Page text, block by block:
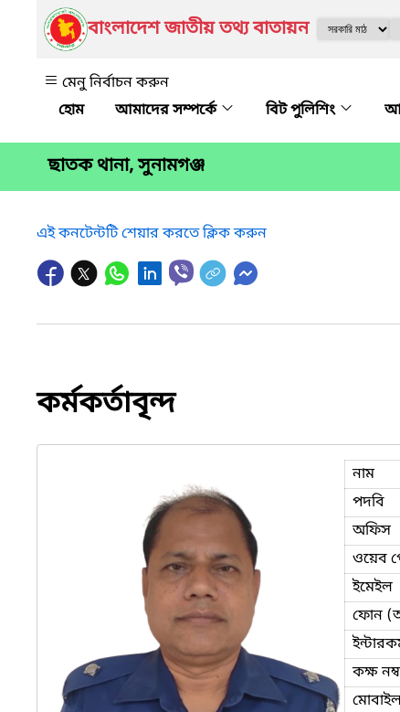
বাংলাদেশ জাতীয় তথ্য বাতায়ন
মেনু নির্বাচন করুন
আমাদের সম্পর্কে
বিট পুলিশিং
ছাতক থানা, সুনামগঞ্জ
এই কনটেন্টটি শেয়ার করতে ক্লিক করুন
কর্মকর্তাবৃন্দ
নাম
পদবি
অফিস
ওয়েব
ইমেইল
ফোন
কক্ষ